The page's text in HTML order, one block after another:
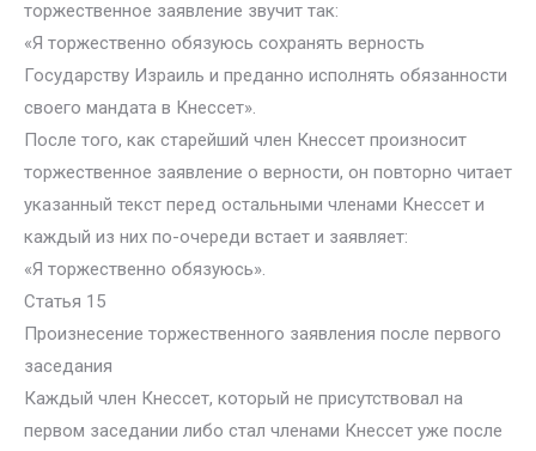
торжественное заявление звучит так:
«Я торжественно обязуюсь сохранять верность
Государству Израиль и преданно исполнять обязанности
своего мандата в Кнессет».
После того, как старейший член Кнессет произносит
торжественное заявление о верности, он повторно читает
указанный текст перед остальными членами Кнессет и
каждый из них по-очереди встает и заявляет:
«Я торжественно обязуюсь».
Статья 15
Произнесение торжественного заявления после первого
заседания
Каждый член Кнессет, который не присутствовал на
первом заседании либо стал членами Кнессет уже после